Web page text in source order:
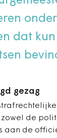
dat
gezag
de
aan de